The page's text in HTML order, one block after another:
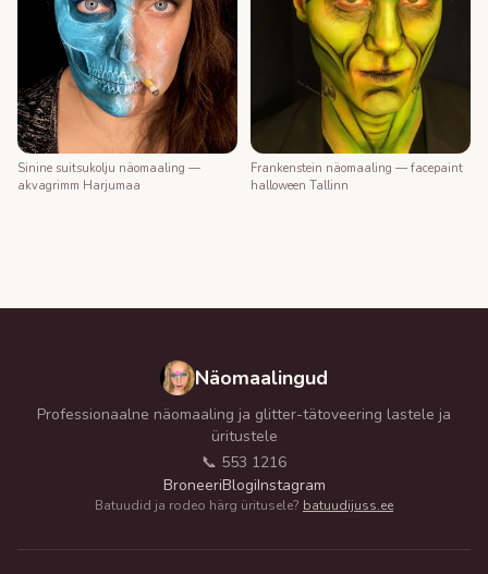
Sinine suitsukolju näomaaling —
akvagrimm Harjumaa
Frankenstein näomaaling — facepaint
halloween Tallinn
Näomaalingud
Professionaalne näomaaling ja glitter-tätoveering lastele ja
üritustele
📞 553 1216
BroneeriBlogiInstagram
Batuudid ja rodeo härg üritusele? batuudijuss.ee